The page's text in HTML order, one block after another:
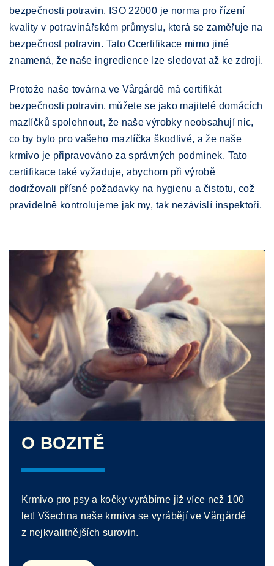
bezpečnosti potravin. ISO 22000 je norma pro řízení
kvality v potravinářském průmyslu, která se zaměřuje na
bezpečnost potravin. Tato Ccertifikace mimo jiné
znamená, že naše ingredience lze sledovat až ke zdroji.
Protože naše továrna ve Vårgårdě má certifikát
bezpečnosti potravin, můžete se jako majitelé domácích
mazlíčků spolehnout, že naše výrobky neobsahují nic,
co by bylo pro vašeho mazlíčka škodlivé, a že naše
krmivo je připravováno za správných podmínek. Tato
certifikace také vyžaduje, abychom při výrobě
dodržovali přísné požadavky na hygienu a čistotu, což
pravidelně kontrolujeme jak my, tak nezávislí inspektoři.
O BOZITĚ
Krmivo pro psy a kočky vyrábíme již více než 100
let! Všechna naše krmiva se vyrábějí ve Vårgårdě
z nejkvalitnějších surovin.